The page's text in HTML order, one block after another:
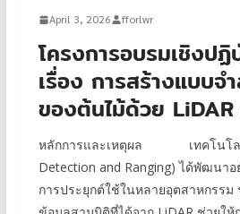
April 3, 2026 fforlwr
โครงการอบรมเชิงปฏิ
เรื่อง การสร้างแบบจ
ของต้นไม้ด้วย
หลักการและเหตุผล เทคโนโลยี
Detection and Ranging) ได้พัฒนา
การประยุกต์ใช้ในหลายอุตสาหกรรม